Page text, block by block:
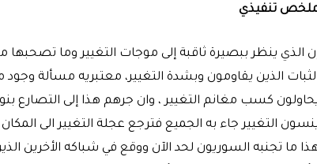
تنفيذي
الذي ينظر ببصيرة ثاقبة إلى موجات التغيير وما تصحبها
الذين يقاومون وبشدة التغيير، معتبريه مسألة
كسب مغانم التغيير ، وان جرهم هذا إلى التصارع
التغيير جاء به الجميع فترجع عجلة التغيير الى
ما تجنبه السوريون لحد الآن ووقع في شباكه الأخرين